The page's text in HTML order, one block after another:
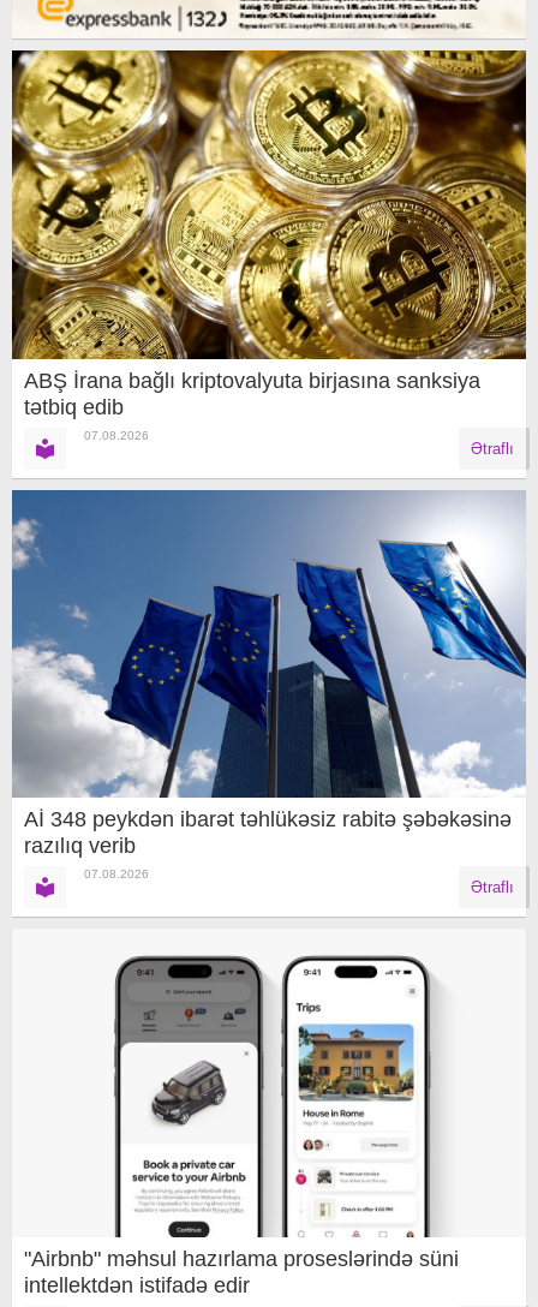
ABŞ İrana bağlı kriptovalyuta birjasına sanksiya
tətbiq edib
07.08.2026
Ətraflı
Aİ 348 peykdən ibarət təhlükəsiz rabitə şəbəkəsinə
razılıq verib
07.08.2026
Ətraflı
"Airbnb" məhsul hazırlama proseslərində süni
intellektdən istifadə edir